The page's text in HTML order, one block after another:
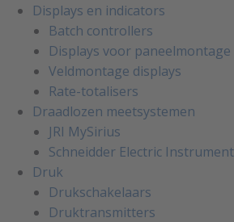
Displays en indicators
Batch controllers
Displays voor paneelmontage
Veldmontage displays
Rate-totalisers
Draadlozen meetsystemen
JRI MySirius
Schneidder Electric
Druk
Drukschakelaars
Druktransmitters